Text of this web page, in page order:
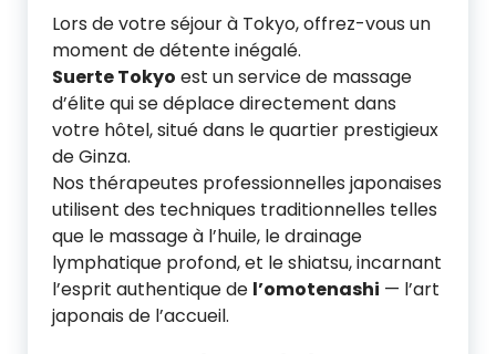
Lors de votre séjour à Tokyo, offrez-vous un
moment de détente inégalé.
Suerte Tokyo est un service de massage
d’élite qui se déplace directement dans
votre hôtel, situé dans le quartier prestigieux
de Ginza.
Nos thérapeutes professionnelles japonaises
utilisent des techniques traditionnelles telles
que le massage à l’huile, le drainage
lymphatique profond, et le shiatsu, incarnant
l’esprit authentique de l’omotenashi — l’art
japonais de l’accueil.